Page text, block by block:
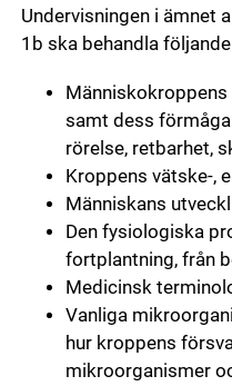
Undervisningen i ämnet
1b ska behandla
samt dess
rörelse, retbarhet,
Kroppens vätske-,
Människans
Den fysiologiska
fortplantning, från
Medicinsk
Vanliga
hur kroppens
mikroorganismer